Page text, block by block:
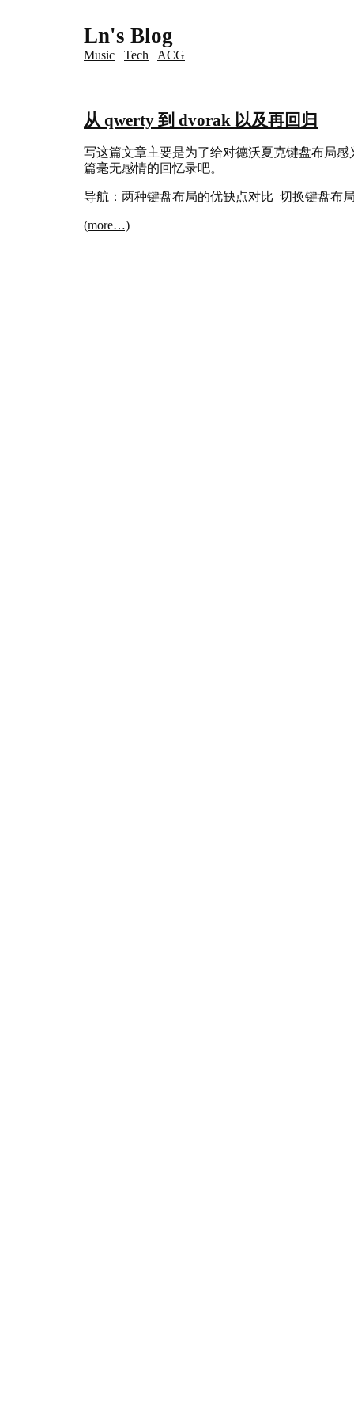
Ln's Blog
Music Tech ACG
从 qwerty 到 dvorak 以及再回归
写这篇文章主要是为了给对德沃夏克键盘布局
篇毫无感情的回忆录吧。
导航： 两种键盘布局的优缺点对比 切换键盘布
(more…)